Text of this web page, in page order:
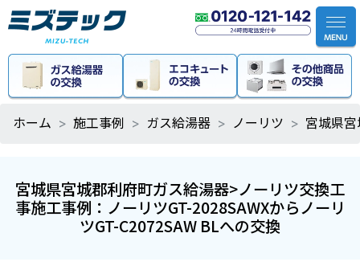
ホーム 施工事例 ガス給湯器 ノーリツ 宮城県
宮城県宮城郡利府町ガス給湯器>ノーリツ交換工
事施工事例：ノーリツGT-2028SAWXからノーリ
ツGT-C2072SAW BLへの交換